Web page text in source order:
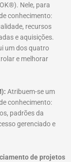
Nele, para
conhecimento:
recursos
e aquisições.
um dos quatro
e melhorar
Atribuem-se um
conhecimento:
padrões da
gerenciado e
de projetos